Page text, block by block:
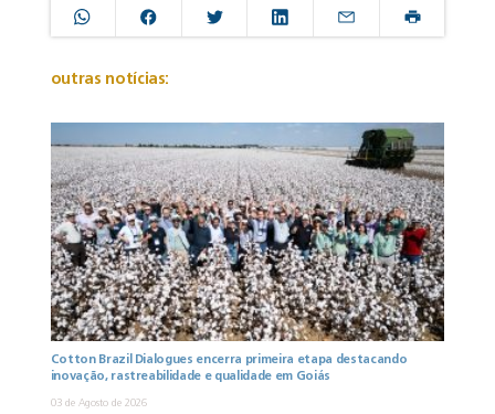
outras notícias:
Cotton Brazil Dialogues encerra primeira etapa destacando
inovação, rastreabilidade e qualidade em Goiás
03 de Agosto de 2026